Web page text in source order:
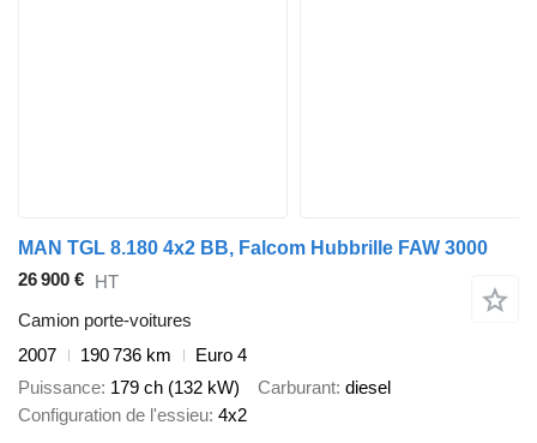
MAN TGL 8.180 4x2 BB, Falcom Hubbrille FAW 3000
26 900 € HT
Camion porte-voitures
2007
190 736 km
Euro 4
Puissance 179 ch (132 kW) Carburant diesel
Configuration de l'essieu 4x2